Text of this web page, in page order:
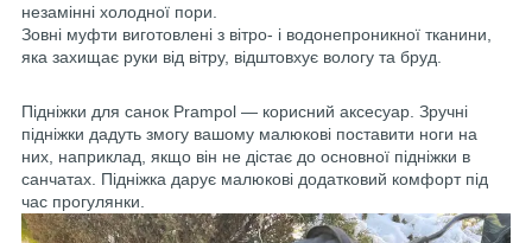
незамінні холодної пори.
Зовні муфти виготовлені з вітро- і водонепроникної тканини,
яка захищає руки від вітру, відштовхує вологу та бруд.
Підніжки для санок Prampol — корисний аксесуар. Зручні
підніжки дадуть змогу вашому малюкові поставити ноги на
них, наприклад, якщо він не дістає до основної підніжки в
санчатах. Підніжка дарує малюкові додатковий комфорт під
час прогулянки.